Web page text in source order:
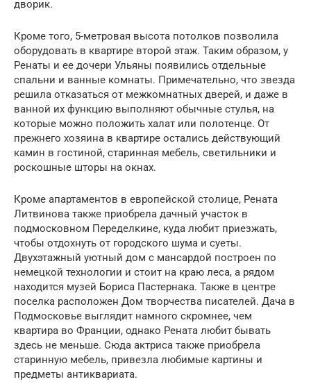
дворик.
Кроме того, 5-метровая высота потолков позволила
оборудовать в квартире второй этаж. Таким образом, у
Ренаты и ее дочери Ульяны появились отдельные
спальни и ванные комнаты. Примечательно, что звезда
решила отказаться от межкомнатных дверей, и даже в
ванной их функцию выполняют обычные стулья, на
которые можно положить халат или полотенце. От
прежнего хозяина в квартире остались действующий
камин в гостиной, старинная мебель, светильники и
роскошные шторы на окнах.
Кроме апартаментов в европейской столице, Рената
Литвинова также приобрела дачный участок в
подмосковном Переделкине, куда любит приезжать,
чтобы отдохнуть от городского шума и суеты.
Двухэтажный уютный дом с мансардой построен по
немецкой технологии и стоит на краю леса, а рядом
находится музей Бориса Пастернака. Также в центре
поселка расположен Дом творчества писателей. Дача в
Подмосковье выглядит намного скромнее, чем
квартира во Франции, однако Рената любит бывать
здесь не меньше. Сюда актриса также приобрела
старинную мебель, привезла любимые картины и
предметы антиквариата.